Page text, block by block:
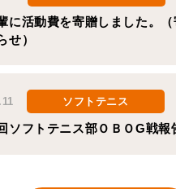
に活動費を寄贈しました。
せ）
ソフトテニス
ソフトテニス部ＯＢＯG戦報